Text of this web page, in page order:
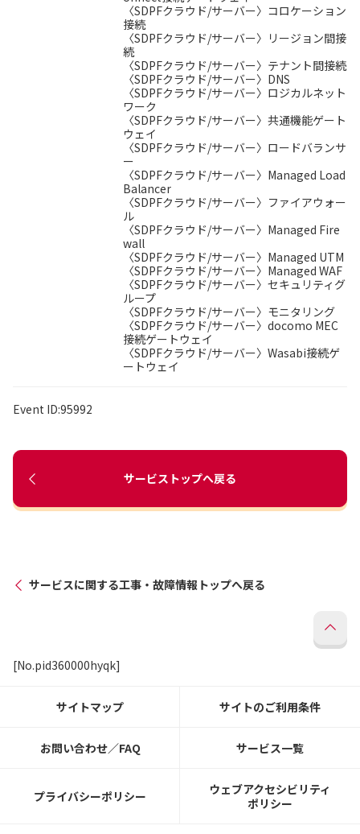
〈SDPFクラウド/サーバー〉コロケーション
接続
〈SDPFクラウド/サーバー〉リージョン間接
続
〈SDPFクラウド/サーバー〉テナント間接続
〈SDPFクラウド/サーバー〉DNS
〈SDPFクラウド/サーバー〉ロジカルネット
ワーク
〈SDPFクラウド/サーバー〉共通機能ゲート
ウェイ
〈SDPFクラウド/サーバー〉ロードバランサ
ー
〈SDPFクラウド/サーバー〉Managed Load
Balancer
〈SDPFクラウド/サーバー〉ファイアウォー
ル
〈SDPFクラウド/サーバー〉Managed Fire
wall
〈SDPFクラウド/サーバー〉Managed UTM
〈SDPFクラウド/サーバー〉Managed WAF
〈SDPFクラウド/サーバー〉セキュリティグ
ループ
〈SDPFクラウド/サーバー〉モニタリング
〈SDPFクラウド/サーバー〉docomo MEC
接続ゲートウェイ
〈SDPFクラウド/サーバー〉Wasabi接続ゲ
ートウェイ
Event ID:95992
サービストップへ戻る
サービスに関する工事・故障情報トップへ戻る
[No.pid360000hyqk]
サイトマップ サイトのご利用条件
お問い合わせ／FAQ サービス一覧
プライバシーポリシー
ウェブアクセシビリティ
ポリシー